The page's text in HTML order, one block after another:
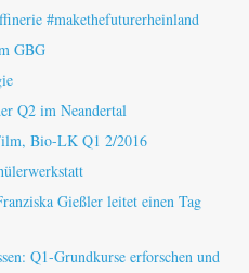
#makethefuturerheinland
GBG
Q2 im Neandertal
Bio-LK Q1 2/2016
Gießler leitet einen Tag
Q1-Grundkurse erforschen und